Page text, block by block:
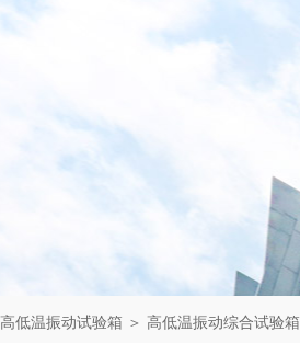
高低温振动试验箱 ＞ 高低温振动综合试验箱